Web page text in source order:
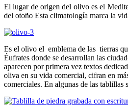
El lugar de origen del olivo es el
del otoño Esta climatología marca la
Es el olivo el emblema de las tierras
Éufrates donde se desarrollan las
aparecen por primera vez textos
oliva en su vida comercial, cifran en
comerciales. En algunas de las tablillas